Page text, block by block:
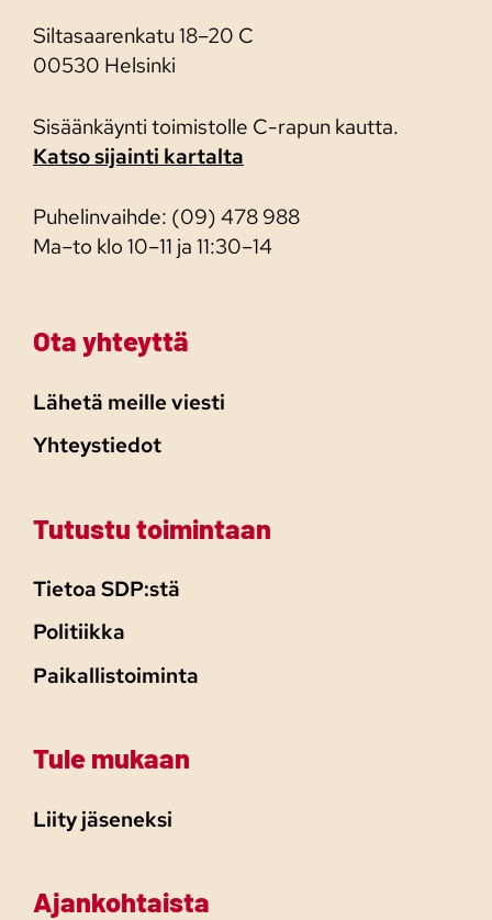
Siltasaarenkatu 18–20 C
00530 Helsinki
Sisäänkäynti toimistolle C-rapun kautta.
Katso sijainti kartalta
Puhelinvaihde: (09) 478 988
Ma–to klo 10–11 ja 11:30–14
Ota yhteyttä
Lähetä meille viesti
Yhteystiedot
Tutustu toimintaan
Tietoa SDP:stä
Politiikka
Paikallistoiminta
Tule mukaan
Liity jäseneksi
Ajankohtaista